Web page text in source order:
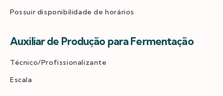
Possuir disponibilidade de horários
Auxiliar de Produção para Fermentação
Técnico/Profissionalizante
Escala